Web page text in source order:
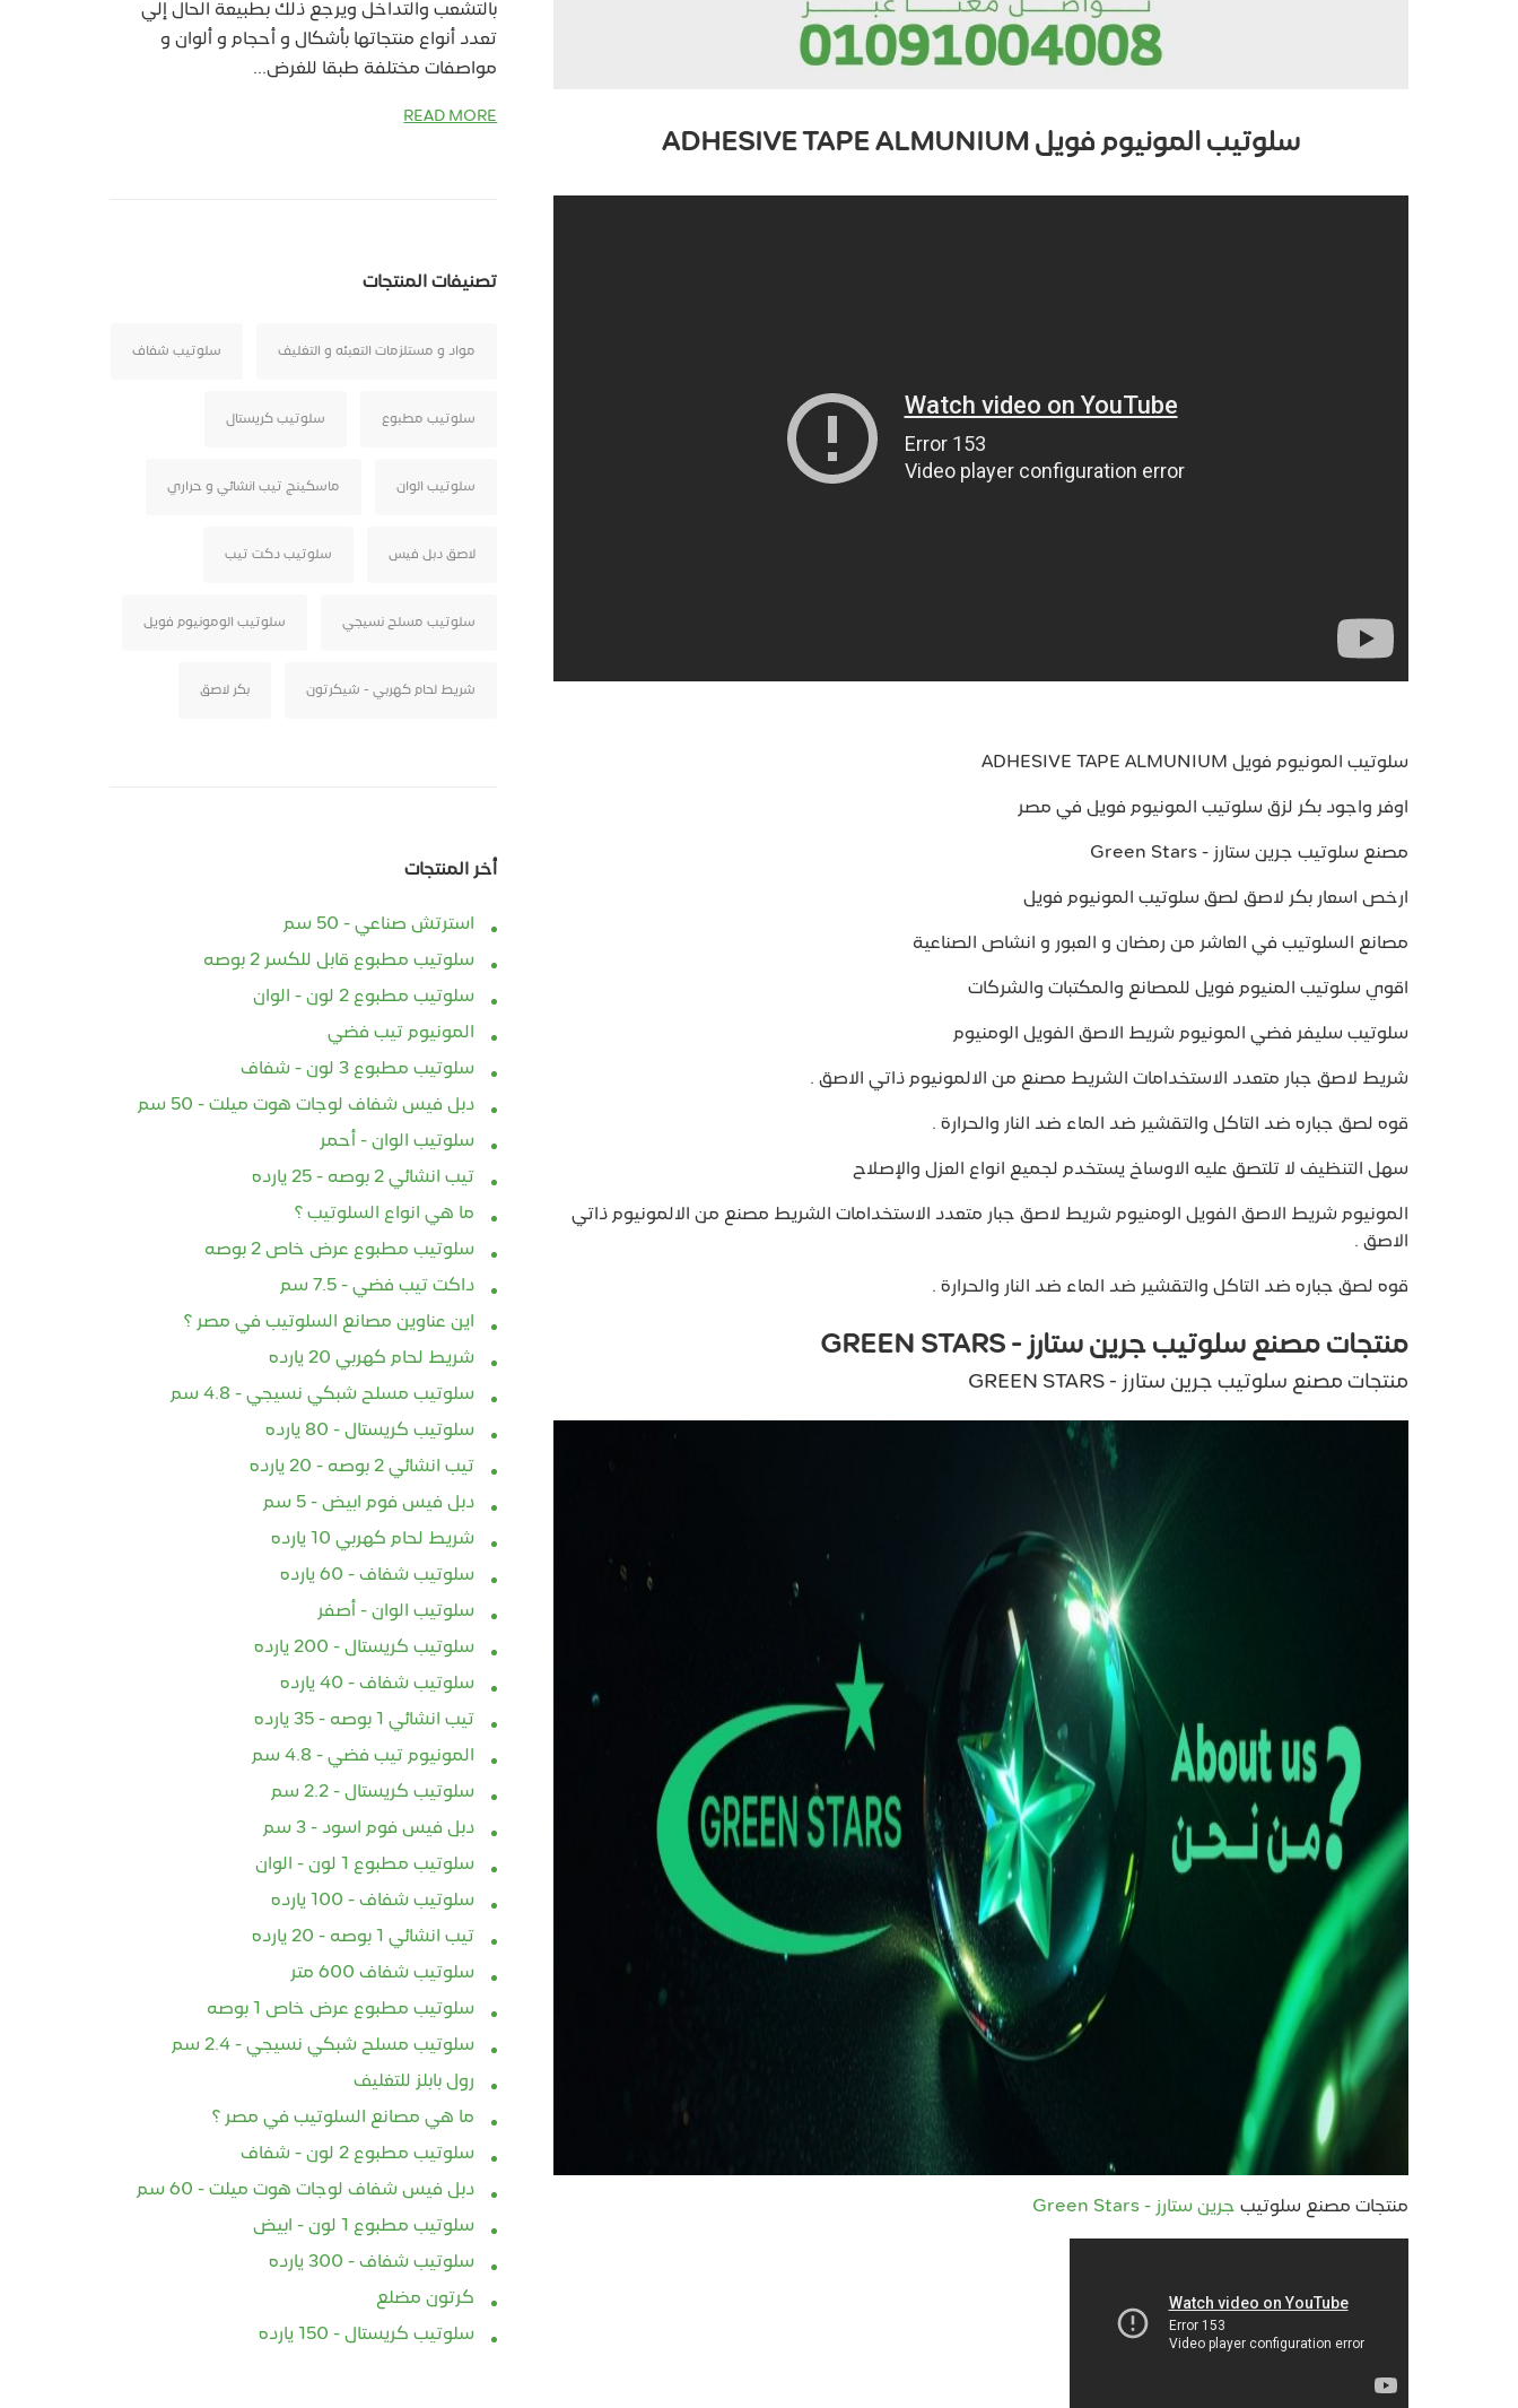
سلوتيب المونيوم فويل ADHESIVE TAPE ALMUNIUM
سلوتيب المونيوم فويل ADHESIVE TAPE ALMUNIUM
اوفر واجود بكر لزق سلوتيب المونيوم فويل في مصر
مصنع سلوتيب جرين ستارز - Green Stars
ارخص اسعار بكر لاصق لصق سلوتيب المونيوم فويل
مصانع السلوتيب في العاشر من رمضان و العبور و انشاص الصناعية
اقوي سلوتيب المنيوم فويل للمصانع والمكتبات والشركات
سلوتيب سليفر فضي المونيوم شريط الاصق الفويل الومنيوم
شريط لاصق جبار متعدد الاستخدامات الشريط مصنع من الالمونيوم ذاتي الاصق .
قوه لصق جباره ضد التاكل والتقشير ضد الماء ضد النار والحرارة .
سهل التنظيف لا تلتصق عليه الاوساخ يستخدم لجميع انواع العزل والإصلاح
المونيوم شريط الاصق الفويل الومنيوم شريط لاصق جبار متعدد الاستخدامات الشريط مصنع من الالمونيوم ذاتي
الاصق .
قوه لصق جباره ضد التاكل والتقشير ضد الماء ضد النار والحرارة .
منتجات مصنع سلوتيب جرين ستارز - GREEN STARS
منتجات مصنع سلوتيب جرين ستارز - GREEN STARS
منتجات مصنع سلوتيب جرين ستارز - Green Stars
بالتشعب والتداخل ويرجع ذلك بطبيعة الحال إلي
تعدد أنواع منتجاتها بأشكال و أحجام و ألوان و
مواصفات مختلفة طبقا للغرض...
READ MORE
تصنيفات المنتجات
مواد و مستلزمات التعبئه و التغليف سلوتيب شفاف
سلوتيب مطبوع سلوتيب كريستال
سلوتيب الوان ماسكينج تيب انشائي و حراري
لاصق دبل فيس سلوتيب دكت تيب
سلوتيب مسلح نسيجي سلوتيب الومونيوم فويل
شريط لحام كهربي - شيكرتون بكر لاصق
أخر المنتجات
استرتش صناعي - 50 سم
سلوتيب مطبوع قابل للكسر 2 بوصه
سلوتيب مطبوع 2 لون - الوان
المونيوم تيب فضي
سلوتيب مطبوع 3 لون - شفاف
دبل فيس شفاف لوجات هوت ميلت - 50 سم
سلوتيب الوان - أحمر
تيب انشائي 2 بوصه - 25 يارده
ما هي انواع السلوتيب ؟
سلوتيب مطبوع عرض خاص 2 بوصه
داكت تيب فضي - 7.5 سم
اين عناوين مصانع السلوتيب في مصر ؟
شريط لحام كهربي 20 يارده
سلوتيب مسلح شبكي نسيجي - 4.8 سم
سلوتيب كريستال - 80 يارده
تيب انشائي 2 بوصه - 20 يارده
دبل فيس فوم ابيض - 5 سم
شريط لحام كهربي 10 يارده
سلوتيب شفاف - 60 يارده
سلوتيب الوان - أصفر
سلوتيب كريستال - 200 يارده
سلوتيب شفاف - 40 يارده
تيب انشائي 1 بوصه - 35 يارده
المونيوم تيب فضي - 4.8 سم
سلوتيب كريستال - 2.2 سم
دبل فيس فوم اسود - 3 سم
سلوتيب مطبوع 1 لون - الوان
سلوتيب شفاف - 100 يارده
تيب انشائي 1 بوصه - 20 يارده
سلوتيب شفاف 600 متر
سلوتيب مطبوع عرض خاص 1 بوصه
سلوتيب مسلح شبكي نسيجي - 2.4 سم
رول بابلز للتغليف
ما هي مصانع السلوتيب في مصر ؟
سلوتيب مطبوع 2 لون - شفاف
دبل فيس شفاف لوجات هوت ميلت - 60 سم
سلوتيب مطبوع 1 لون - ابيض
سلوتيب شفاف - 300 يارده
كرتون مضلع
سلوتيب كريستال - 150 يارده